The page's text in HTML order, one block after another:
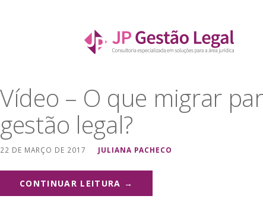
Vídeo – O que migrar
gestão legal?
22 DE MARÇO DE 2017 JULIANA PACHECO
CONTINUAR LEITURA →